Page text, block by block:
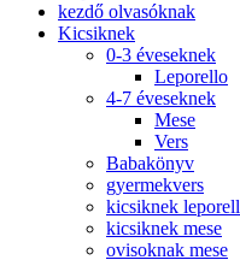
kezdő olvasóknak
Kicsiknek
0-3 éveseknek
Leporello
4-7 éveseknek
Mese
Vers
Babakönyv
gyermekvers
kicsiknek
kicsiknek mese
ovisoknak mese